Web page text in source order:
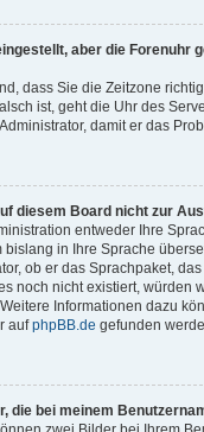
aber die Forenuhr
dass Sie die Zeitzone
ist, geht die Uhr des
damit er das
diesem Board nicht zur
entweder Ihre
in Ihre Sprache
ob er das Sprachpaket,
noch nicht existiert, würden
Informationen dazu
aufphpBB.de gefunden
die bei meinem